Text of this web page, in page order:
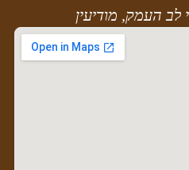
לב העמק, מודיעין